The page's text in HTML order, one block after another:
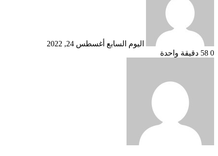
اليوم السابع أغسطس 24, 2022
0
دقيقة واحدة